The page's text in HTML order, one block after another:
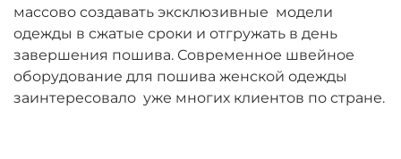
массово создавать эксклюзивные модели
одежды в сжатые сроки и отгружать в день
завершения пошива. Современное швейное
оборудование для пошива женской одежды
заинтересовало уже многих клиентов по стране.